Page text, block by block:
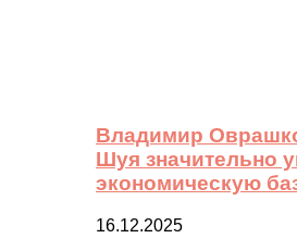
Владимир
Шуя значительно
экономическую
16.12.2025